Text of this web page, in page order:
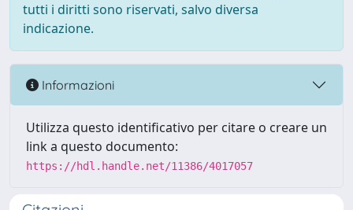
tutti i diritti sono riservati, salvo diversa
indicazione.
Informazioni
Utilizza questo identificativo per citare o creare un
link a questo documento:
https://hdl.handle.net/11386/4017057